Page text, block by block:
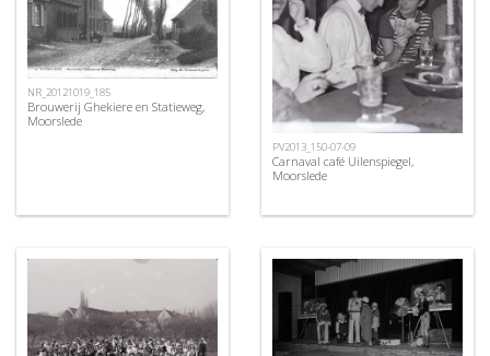
NR_20121019_185
Brouwerij Ghekiere en Statieweg,
Moorslede
PV2013_150-07-09
Carnaval café Uilenspiegel,
Moorslede